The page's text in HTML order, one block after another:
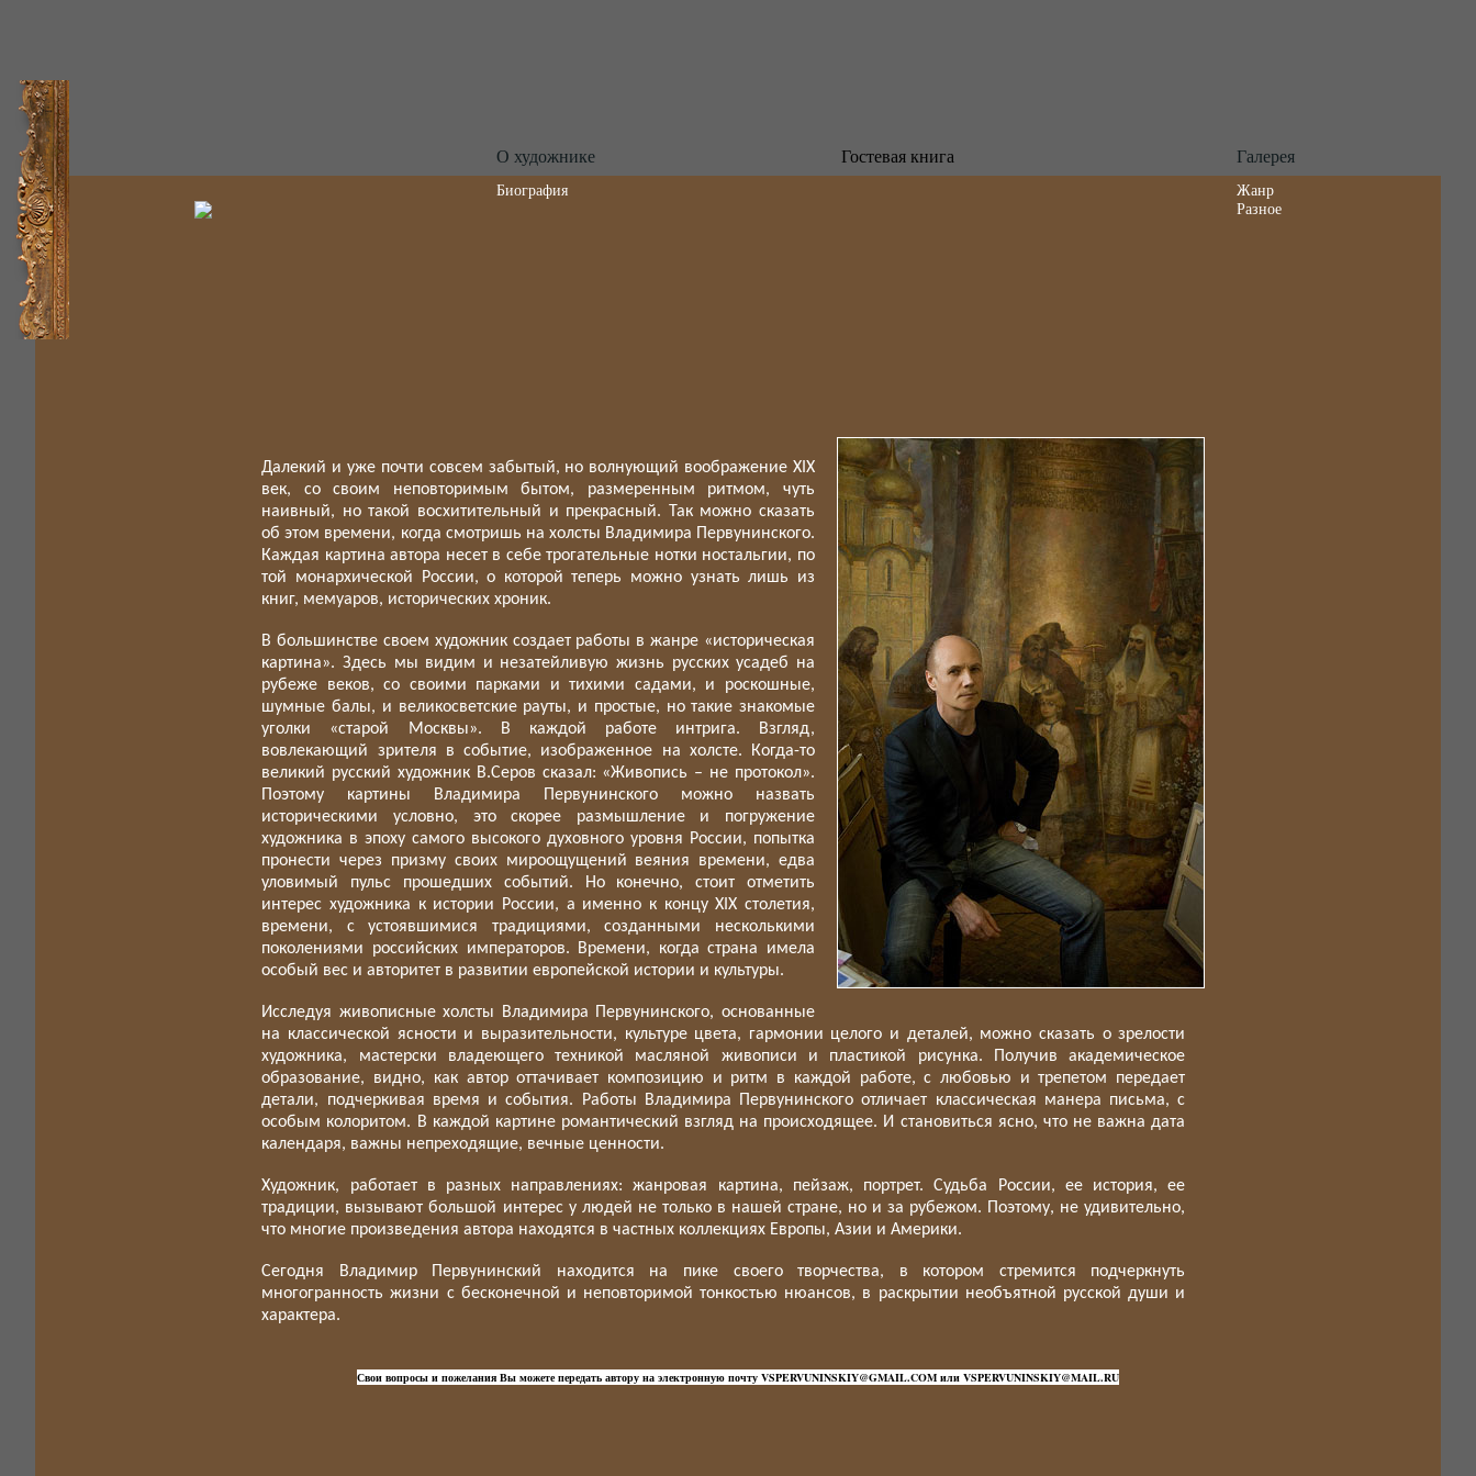
О художнике Гостевая книга Галерея
Биография
Жанр
Разное
Далекий и уже почти совсем забытый, но волнующий воображение XIX
век, со своим неповторимым бытом, размеренным ритмом, чуть
наивный, но такой восхитительный и прекрасный. Так можно сказать
об этом времени, когда смотришь на холсты Владимира Первунинского.
Каждая картина автора несет в себе трогательные нотки ностальгии, по
той монархической России, о которой теперь можно узнать лишь из
книг, мемуаров, исторических хроник.
В большинстве своем художник создает работы в жанре «историческая
картина». Здесь мы видим и незатейливую жизнь русских усадеб на
рубеже веков, со своими парками и тихими садами, и роскошные,
шумные балы, и великосветские рауты, и простые, но такие знакомые
уголки «старой Москвы». В каждой работе интрига. Взгляд,
вовлекающий зрителя в событие, изображенное на холсте. Когда-то
великий русский художник В.Серов сказал: «Живопись – не протокол».
Поэтому картины Владимира Первунинского можно назвать
историческими условно, это скорее размышление и погружение
художника в эпоху самого высокого духовного уровня России, попытка
пронести через призму своих мироощущений веяния времени, едва
уловимый пульс прошедших событий. Но конечно, стоит отметить
интерес художника к истории России, а именно к концуXIX столетия,
времени, с устоявшимися традициями, созданными несколькими
поколениями российских императоров. Времени, когда страна имела
особый вес и авторитет в развитии европейской истории и культуры.
Исследуя живописные холсты Владимира Первунинского, основанные
на классической ясности и выразительности, культуре цвета, гармонии целого и деталей, можно сказать о зрелости
художника, мастерски владеющего техникой масляной живописи и пластикой рисунка. Получив академическое
образование, видно, как автор оттачивает композицию и ритм в каждой работе, с любовью и трепетом передает
детали, подчеркивая время и события. Работы Владимира Первунинского отличает классическая манера письма, с
особым колоритом. В каждой картине романтический взгляд на происходящее. И становиться ясно, что не важна дата
календаря, важны непреходящие, вечные ценности.
Художник, работает в разных направлениях: жанровая картина, пейзаж, портрет. Судьба России, ее история, ее
традиции, вызывают большой интерес у людей не только в нашей стране, но и за рубежом. Поэтому, не удивительно,
что многие произведения автора находятся в частных коллекциях Европы, Азии и Америки.
Сегодня Владимир Первунинский находится на пике своего творчества, в котором стремится подчеркнуть
многогранность жизни с бесконечной и неповторимой тонкостью нюансов, в раскрытии необъятной русской души и
характера.
Свои вопросы и пожелания Вы можете передать автору на электронную почту VSPERVUNINSKIY@GMAIL.COM или VSPERVUNINSKIY@MAIL.RU